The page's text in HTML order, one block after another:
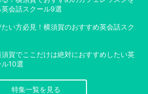
会話スクール9選
い方必見！横須賀のおすすめ英会話スク
須賀でここだけは絶対におすすめしたい英
10選
特集一覧を見る